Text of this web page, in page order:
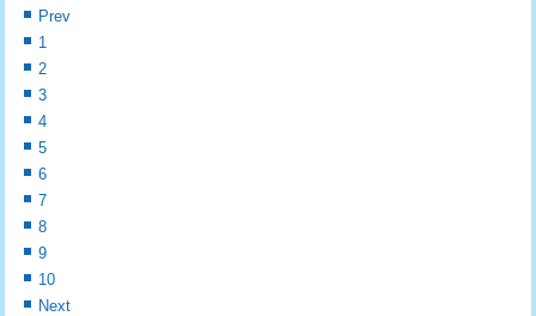
Prev
1
2
3
4
5
6
7
8
9
10
Next